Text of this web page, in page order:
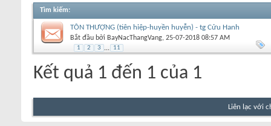
Tìm kiếm:
TÔN THƯỢNG (tiên hiệp-huyền huyễn) - tg Cửu Hanh
Bắt đầu bởi BayNacThangVang‎, 25-07-2018 08:57 AM
1 2 3 ... 11
Kết quả 1 đến 1 của 1
Liên lạc với